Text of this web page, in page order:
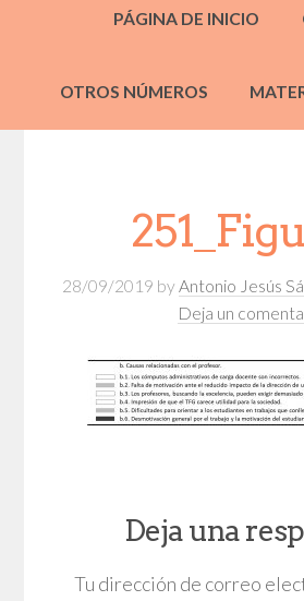
PÁGINA DE INICIO
OTROS NÚMEROS
28/09/2019 by Antonio Jesús
Deja un
Deja una
Tu dirección de correo